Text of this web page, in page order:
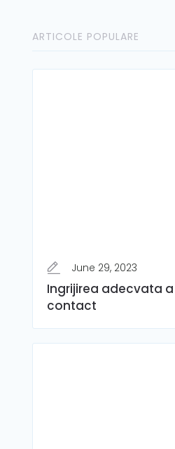
ARTICOLE POPULARE
June 29, 2023
Ingrijirea adecvata
contact